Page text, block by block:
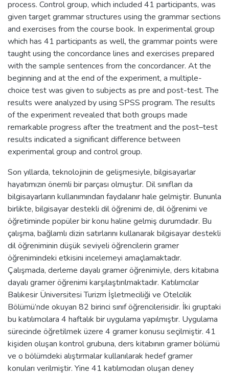
process. Control group, which included 41 participants, was
given target grammar structures using the grammar sections
and exercises from the course book. In experimental group
which has 41 participants as well, the grammar points were
taught using the concordance lines and exercises prepared
with the sample sentences from the concordancer. At the
beginning and at the end of the experiment, a multiple-
choice test was given to subjects as pre and post-test. The
results were analyzed by using SPSS program. The results
of the experiment revealed that both groups made
remarkable progress after the treatment and the post–test
results indicated a significant difference between
experimental group and control group.
Son yıllarda, teknolojinin de gelişmesiyle, bilgisayarlar
hayatımızın önemli bir parçası olmuştur. Dil sınıfları da
bilgisayarların kullanımından faydalanır hale gelmiştir. Bununla
birlikte, bilgisayar destekli dil öğrenimi de, dil öğrenimi ve
öğretiminde popüler bir konu haline gelmiş durumdadır. Bu
çalışma, bağlamlı dizin satırlarını kullanarak bilgisayar destekli
dil öğreniminin düşük seviyeli öğrencilerin gramer
öğrenimindeki etkisini incelemeyi amaçlamaktadır.
Çalışmada, derleme dayalı gramer öğrenimiyle, ders kitabına
dayalı gramer öğrenimi karşılaştırılmaktadır. Katılımcılar
Balıkesir Üniversitesi Turizm İşletmeciliği ve Otelcilik
Bölümü’nde okuyan 82 birinci sınıf öğrencilerisidir. İki gruptaki
bu katılımcılara 4 haftalık bir uygulama yapılmıştır. Uygulama
sürecinde öğretilmek üzere 4 gramer konusu seçilmiştir. 41
kişiden oluşan kontrol grubuna, ders kitabının gramer bölümü
ve o bölümdeki alıştırmalar kullanılarak hedef gramer
konuları verilmiştir. Yine 41 katılımcıdan oluşan deney